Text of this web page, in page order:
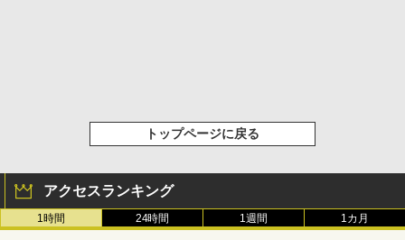
トップページに戻る
アクセスランキング
1時間 24時間 1週間 1カ月